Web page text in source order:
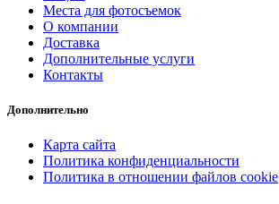
Места для фотосъемок
О компании
Доставка
Дополнительные услуги
Контакты
Дополнительно
Карта сайта
Политика конфиденциальности
Политика в отношении файлов cookie